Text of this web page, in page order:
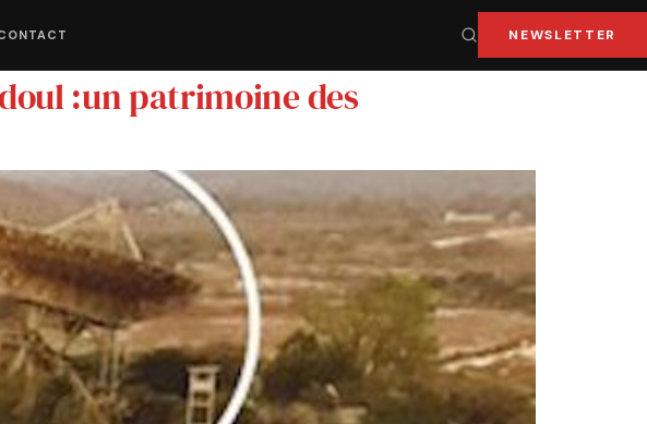
NEWSLETTER
:un patrimoine des